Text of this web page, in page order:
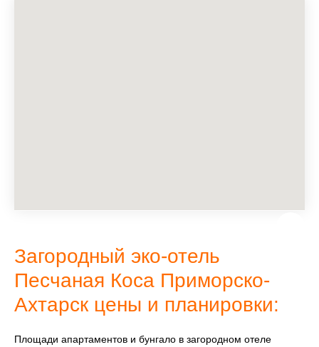
Загородный эко-отель
Песчаная Коса Приморско-
Ахтарск цены и планировки:
Площади апартаментов и бунгало в загородном отеле